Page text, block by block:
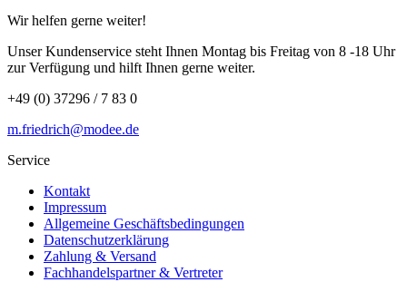
Wir helfen gerne weiter!
Unser Kundenservice steht Ihnen Montag bis Freitag von 8 -18 Uhr
zur Verfügung und hilft Ihnen gerne weiter.
+49 (0) 37296 / 7 83 0
m.friedrich@modee.de
Service
Kontakt
Impressum
Allgemeine Geschäftsbedingungen
Datenschutzerklärung
Zahlung & Versand
Fachhandelspartner & Vertreter